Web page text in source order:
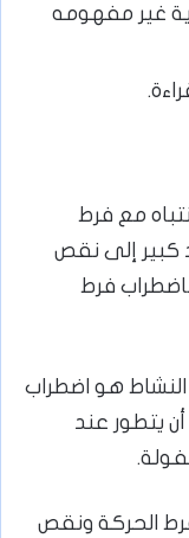
غير مفهومه
مع فرط
كبير إلى نقص
باضطراب فرط
النشاط هو اضطراب
يتطور عند
الحركة ونقص